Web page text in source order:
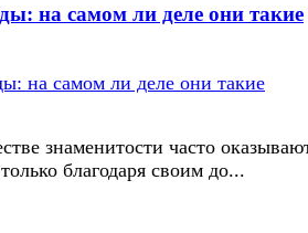
на самом ли деле они такие
знаменитости часто
благодаря своим до...